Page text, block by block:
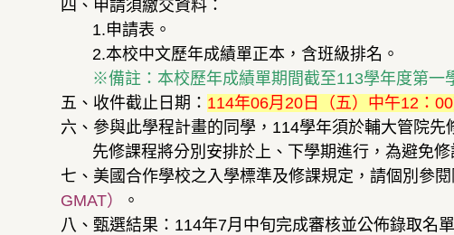
四、申請須繳交資料：
1.申請表。
2.本校中文歷年成績單正本，含班級排名。
※備註：本校歷年成績單期間截至113學年度第一
五、收件截止日期： 114年06月20日（五）中午12：
六、參與此學程計畫的同學，114學年須於輔大管院
先修課程將分別安排於上、下學期進行，為避免修
七、美國合作學校之入學標準及修課規定，請個別參閱
GMAT）
。
八、甄選結果：114年7月中旬完成審核並公佈錄取名單